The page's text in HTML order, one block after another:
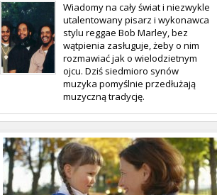
Wiadomy na cały świat i niezwykle
utalentowany pisarz i wykonawca
stylu reggae Bob Marley, bez
wątpienia zasługuje, żeby o nim
rozmawiać jak o wielodzietnym
ojcu. Dziś siedmioro synów
muzyka pomyślnie przedłużają
muzyczną tradycję.